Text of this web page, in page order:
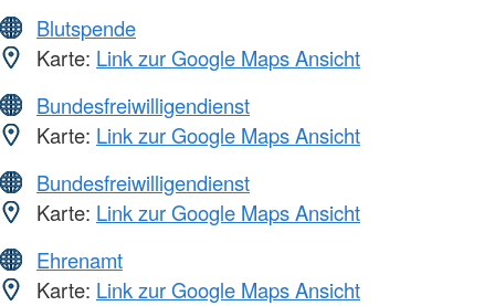
Blutspende
Karte: Link zur Google Maps Ansicht
Bundesfreiwilligendienst
Karte: Link zur Google Maps Ansicht
Bundesfreiwilligendienst
Karte: Link zur Google Maps Ansicht
Ehrenamt
Karte: Link zur Google Maps Ansicht